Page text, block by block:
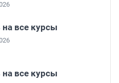
все курсы
все курсы